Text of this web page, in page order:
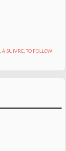
À SUIVRE,TO FOLLOW